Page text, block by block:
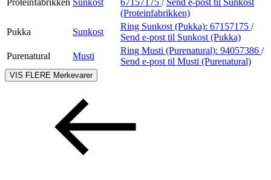
(Proteinfabrikken)
Pukka
Sunkost
Ring Sunkost (Pukka): 67157175 /
Send e-post til Sunkost (Pukka)
Purenatural
Musti
Ring Musti (Purenatural): 94057386 /
Send e-post til Musti (Purenatural)
VIS FLERE Merkevarer